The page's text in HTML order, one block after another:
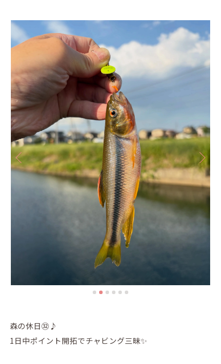
森の休日㉜♪
1日中ポイント開拓でチャビング三昧✨